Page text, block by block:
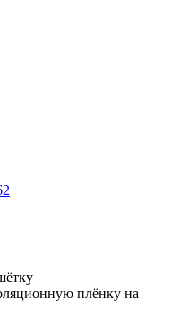
плёнку на